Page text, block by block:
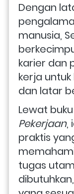
Dengan
manusia,
karier dan
kerja
dan latar
Lewat buku
Pekerjaan,
praktis
tugas